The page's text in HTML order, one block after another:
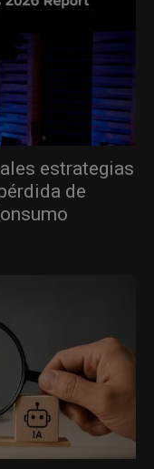
estrategias
de